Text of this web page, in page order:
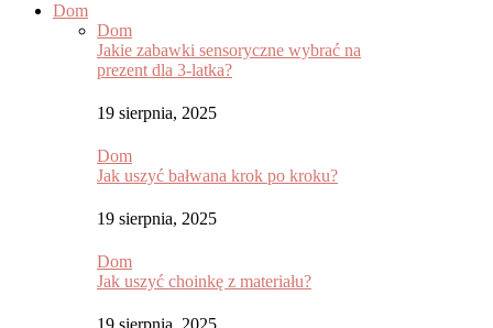
Dom
Dom
Jakie zabawki sensoryczne wybrać na
prezent dla 3-latka?
19 sierpnia, 2025
Dom
Jak uszyć bałwana krok po kroku?
19 sierpnia, 2025
Dom
Jak uszyć choinkę z materiału?
19 sierpnia, 2025